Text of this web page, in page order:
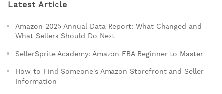
Latest Article
Amazon 2025 Annual Data Report: What Changed and
What Sellers Should Do Next
SellerSprite Academy: Amazon FBA Beginner to Master
How to Find Someone's Amazon Storefront and Seller
Information